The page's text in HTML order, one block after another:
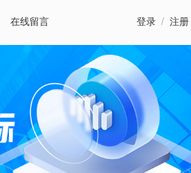
在线留言 登录 / 注册